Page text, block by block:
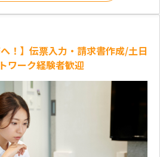
！】伝票入力・請求書作成/土日
ワーク経験者歓迎